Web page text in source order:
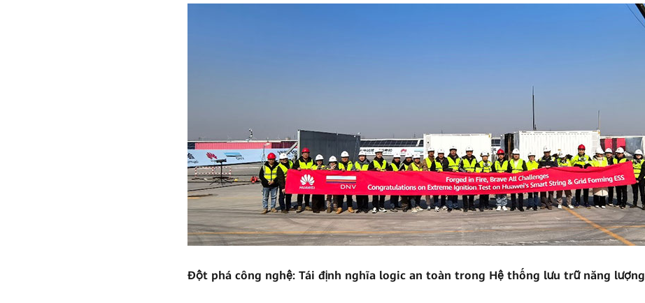
Đột phá công nghệ: Tái định nghĩa logic an toàn trong Hệ thống lưu trữ năng lượng